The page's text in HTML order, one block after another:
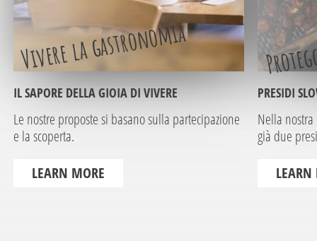
Vivere la gastronomia
IL SAPORE DELLA GIOIA DI VIVERE
Le nostre proposte si basano sulla partecipazione
e la scoperta.
LEARN MORE
PRESIDI
Nella nostra
già due